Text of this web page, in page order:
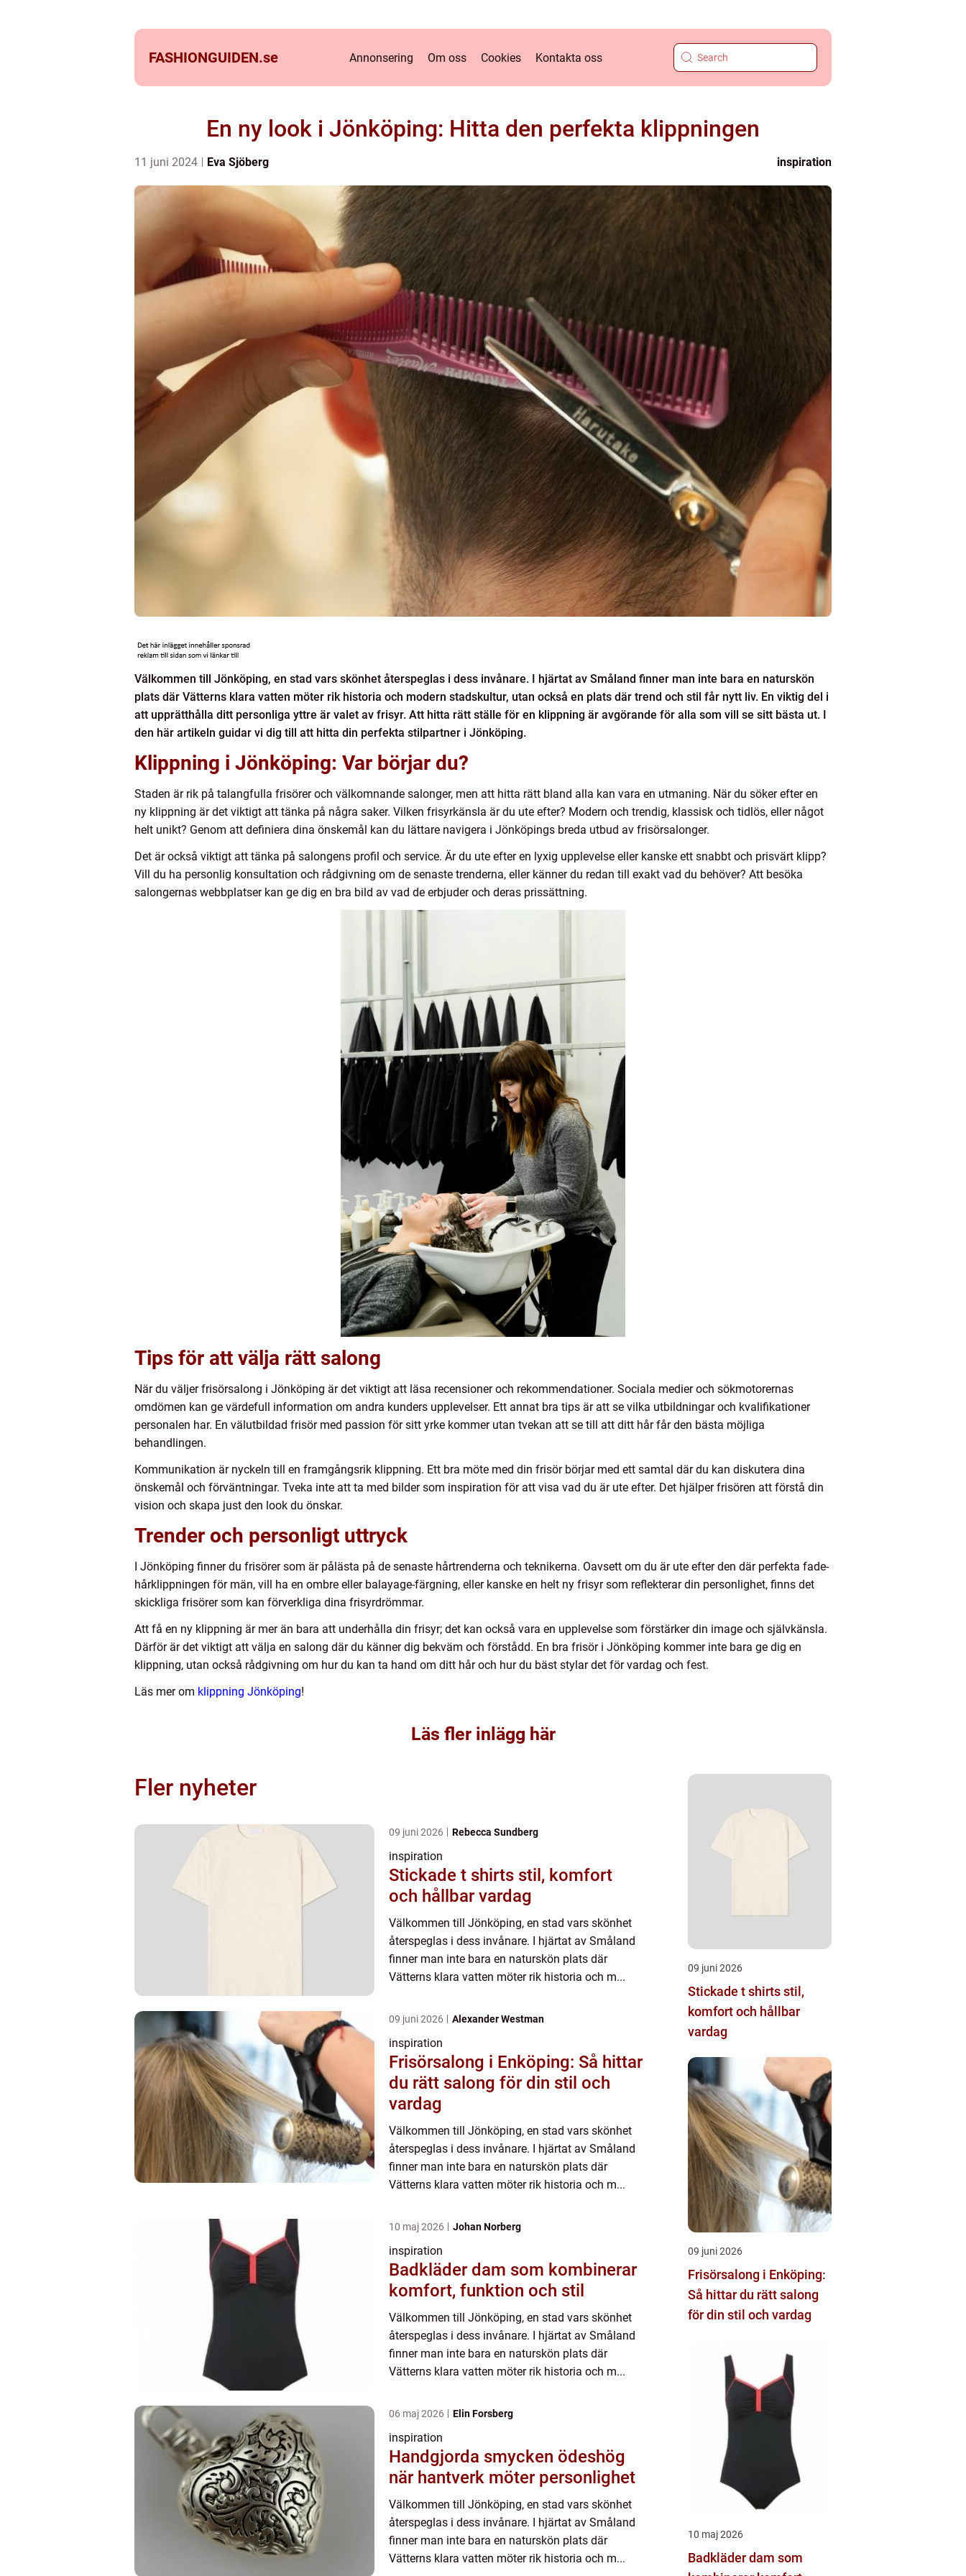
FASHIONGUIDEN.se Annonsering Om oss Cookies Kontakta oss
En ny look i Jönköping: Hitta den perfekta klippningen
11 juni 2024 Eva Sjöberg inspiration
Välkommen till Jönköping, en stad vars skönhet återspeglas i dess invånare. I hjärtat av Småland finner man inte bara en naturskön
plats där Vätterns klara vatten möter rik historia och modern stadskultur, utan också en plats där trend och stil får nytt liv. En viktig del i
att upprätthålla ditt personliga yttre är valet av frisyr. Att hitta rätt ställe för en klippning är avgörande för alla som vill se sitt bästa ut. I
den här artikeln guidar vi dig till att hitta din perfekta stilpartner i Jönköping.
Klippning i Jönköping: Var börjar du?
Staden är rik på talangfulla frisörer och välkomnande salonger, men att hitta rätt bland alla kan vara en utmaning. När du söker efter en
ny klippning är det viktigt att tänka på några saker. Vilken frisyrkänsla är du ute efter? Modern och trendig, klassisk och tidlös, eller något
helt unikt? Genom att definiera dina önskemål kan du lättare navigera i Jönköpings breda utbud av frisörsalonger.
Det är också viktigt att tänka på salongens profil och service. Är du ute efter en lyxig upplevelse eller kanske ett snabbt och prisvärt klipp?
Vill du ha personlig konsultation och rådgivning om de senaste trenderna, eller känner du redan till exakt vad du behöver? Att besöka
salongernas webbplatser kan ge dig en bra bild av vad de erbjuder och deras prissättning.
Tips för att välja rätt salong
När du väljer frisörsalong i Jönköping är det viktigt att läsa recensioner och rekommendationer. Sociala medier och sökmotorernas
omdömen kan ge värdefull information om andra kunders upplevelser. Ett annat bra tips är att se vilka utbildningar och kvalifikationer
personalen har. En välutbildad frisör med passion för sitt yrke kommer utan tvekan att se till att ditt hår får den bästa möjliga
behandlingen.
Kommunikation är nyckeln till en framgångsrik klippning. Ett bra möte med din frisör börjar med ett samtal där du kan diskutera dina
önskemål och förväntningar. Tveka inte att ta med bilder som inspiration för att visa vad du är ute efter. Det hjälper frisören att förstå din
vision och skapa just den look du önskar.
Trender och personligt uttryck
I Jönköping finner du frisörer som är pålästa på de senaste hårtrenderna och teknikerna. Oavsett om du är ute efter den där perfekta fade-
hårklippningen för män, vill ha en ombre eller balayage-färgning, eller kanske en helt ny frisyr som reflekterar din personlighet, finns det
skickliga frisörer som kan förverkliga dina frisyrdrömmar.
Att få en ny klippning är mer än bara att underhålla din frisyr; det kan också vara en upplevelse som förstärker din image och självkänsla.
Därför är det viktigt att välja en salong där du känner dig bekväm och förstådd. En bra frisör i Jönköping kommer inte bara ge dig en
klippning, utan också rådgivning om hur du kan ta hand om ditt hår och hur du bäst stylar det för vardag och fest.
Läs mer om klippning Jönköping!
Läs fler inlägg här
Fler nyheter
09 juni 2026 Rebecca Sundberg
inspiration
Stickade t shirts stil, komfort
och hållbar vardag
Välkommen till Jönköping, en stad vars skönhet
återspeglas i dess invånare. I hjärtat av Småland
finner man inte bara en naturskön plats där
Vätterns klara vatten möter rik historia och m...
09 juni 2026 Alexander Westman
inspiration
Frisörsalong i Enköping: Så hittar
du rätt salong för din stil och
vardag
Välkommen till Jönköping, en stad vars skönhet
återspeglas i dess invånare. I hjärtat av Småland
finner man inte bara en naturskön plats där
Vätterns klara vatten möter rik historia och m...
10 maj 2026 Johan Norberg
inspiration
Badkläder dam som kombinerar
komfort, funktion och stil
Välkommen till Jönköping, en stad vars skönhet
återspeglas i dess invånare. I hjärtat av Småland
finner man inte bara en naturskön plats där
Vätterns klara vatten möter rik historia och m...
06 maj 2026 Elin Forsberg
inspiration
Handgjorda smycken ödeshög
när hantverk möter personlighet
Välkommen till Jönköping, en stad vars skönhet
återspeglas i dess invånare. I hjärtat av Småland
finner man inte bara en naturskön plats där
Vätterns klara vatten möter rik historia och m...
09 juni 2026
Stickade t shirts stil,
komfort och hållbar
vardag
09 juni 2026
Frisörsalong i Enköping:
Så hittar du rätt salong
för din stil och vardag
10 maj 2026
Badkläder dam som